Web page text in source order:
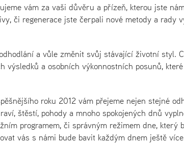
vám za vaši důvěru a přízeň, kterou jste
či regenerace jste čerpali nové metody a rady
a vůle změnit svůj stávající životní styl.
výsledků a osobních výkonnostních posunů,
roku 2012 vám přejeme nejen stejné
štěstí, pohody a mnoho spokojených dnů
programem, či správným režimem dne, který
vás s námi bude bavit každým dnem ještě